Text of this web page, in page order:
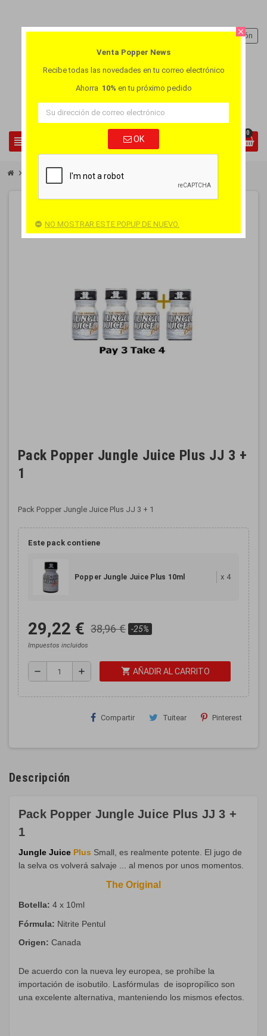
view_headline
Iniciar sesión
0
chevron_right Paga 3 Lleva 4 chevron_right Pack Popper Jungle Juice Plus JJ 3 + 1
Pack Popper Jungle Juice Plus JJ 3 +
1
Pack Popper Jungle Juice Plus JJ 3 + 1
Este pack contiene
Popper Jungle Juice Plus 10ml x 4
29,22 € 38,96 € -25%
Impuestos incluidos
remove add shopping_cart AÑADIR AL CARRITO
Compartir Tuitear Pinterest
Descripción
Pack Popper Jungle Juice Plus JJ 3 +
1
Jungle Juice Plus Small, es realmente potente El jugo de
la selva os volverá salvaje al menos por unos momentos
The Original
Botella: 4 x 10ml
Fórmula: Nitrite Pentul
Origen: Canada
De acuerdo con la nueva ley europea se prohíbe la
importación de isobutilo Lasfórmulas de isopropílico son
una excelente alternativa , manteniendo los mismos efectos
close
Venta Popper News
Recibe todas las novedades en tu correo electrónico
Ahorra 10% en tu próximo pedido
OK
NO MOSTRAR ESTE POPUP DE NUEVO.